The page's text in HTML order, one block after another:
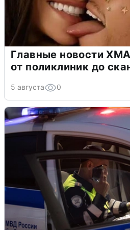
Главные новости
от поликлиник до
5 августа 0